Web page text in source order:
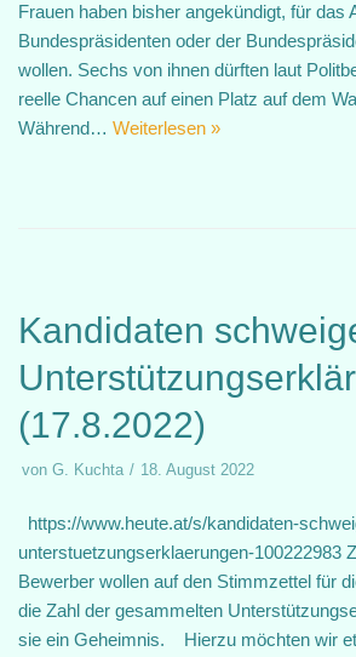
Frauen haben bisher angekündigt, für das
Bundespräsidenten oder der
wollen. Sechs von ihnen dürften laut
reelle Chancen auf einen Platz auf dem
Während… Weiterlesen »
Kandidaten
(17.8.2022)
von G. Kuchta 18. August 2022
https://www.heute.at/s/kandidaten-
unterstuetzungserklaerungen-100222983
Bewerber wollen auf den Stimmzettel für
die Zahl der gesammelten
sie ein Geheimnis. Hierzu möchten wir